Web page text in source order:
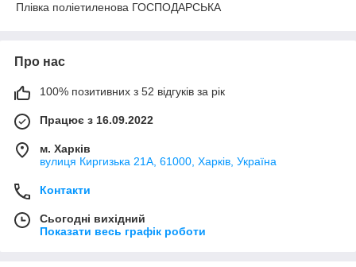
Плівка поліетиленова ГОСПОДАРСЬКА
Про нас
100% позитивних з 52 відгуків за рік
Працює з 16.09.2022
м. Харків
вулиця Киргизька 21А, 61000, Харків, Україна
Контакти
Сьогодні вихідний
Показати весь графік роботи